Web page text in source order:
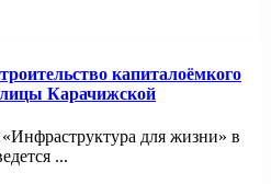
капиталоёмкого
Карачижской
для жизни» в
...